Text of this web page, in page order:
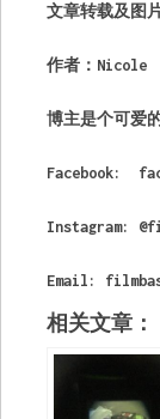
文章转载及图
作者：Nicole
博主是个可爱
Facebook:
Instagram:
Email:
相关文章：